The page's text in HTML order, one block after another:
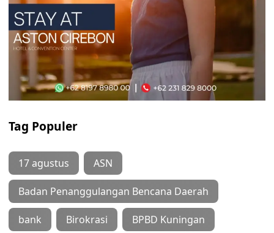
Tag Populer
17 agustus ASN
Badan Penanggulangan Bencana Daerah
bank Birokrasi BPBD Kuningan